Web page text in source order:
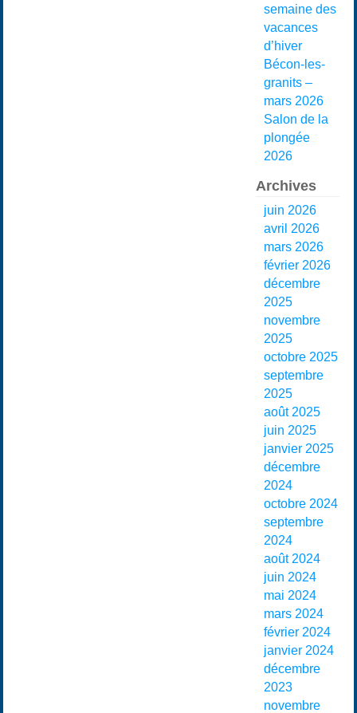
semaine des
vacances
d’hiver
Bécon-les-
granits –
mars 2026
Salon de la
plongée
2026
Archives
juin 2026
avril 2026
mars 2026
février 2026
décembre
2025
novembre
2025
octobre 2025
septembre
2025
août 2025
juin 2025
janvier 2025
décembre
2024
octobre 2024
septembre
2024
août 2024
juin 2024
mai 2024
mars 2024
février 2024
janvier 2024
décembre
2023
novembre